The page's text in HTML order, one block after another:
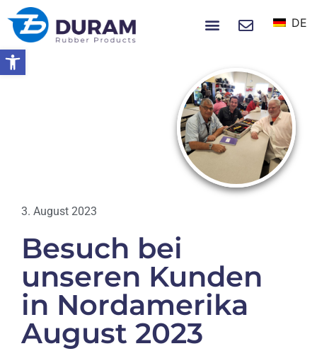
Symbolleiste öffnen
DE
3. August 2023
Besuch bei
unseren Kunden
in Nordamerika
August 2023